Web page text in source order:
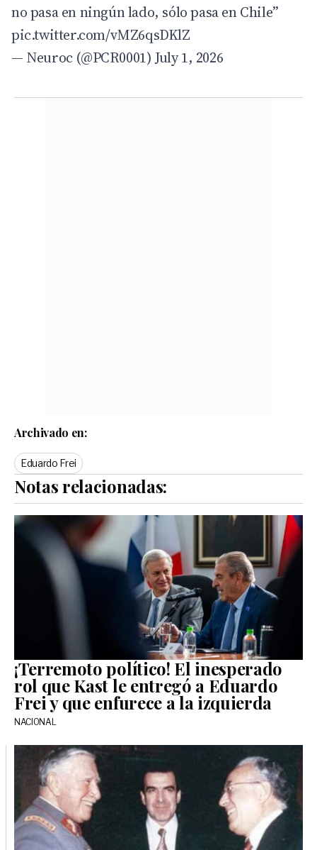
no pasa en ningún lado, sólo pasa en Chile”
pic.twitter.com/vMZ6qsDKlZ
— Neuroc (@PCR0001)July 1, 2026
Archivado en:
Eduardo Frei
Notas relacionadas:
¡Terremoto político! El inesperado
rol que Kast le entregó a Eduardo
Frei y que enfurece a la izquierda
NACIONAL